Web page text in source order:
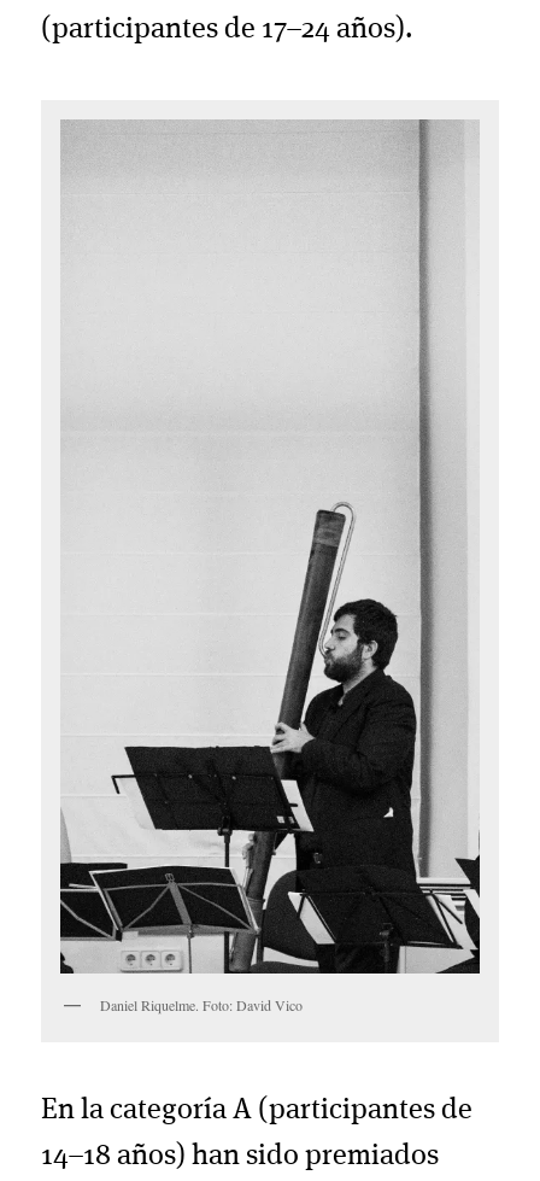
(participantes de 17–24 años).
Daniel Riquelme. Foto: David Vico
En la categoría A (participantes de
14–18 años) han sido premiados